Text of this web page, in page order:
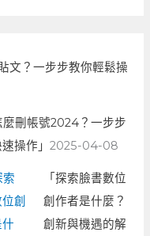
文？一步步教你輕鬆操
麼刪帳號2024？一步步
操作」2025-04-08
「探索臉書數位
創作者是什麼？
創新與機遇的解